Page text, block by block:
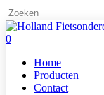
Skip
to
main
Close
Search
search
0
Home
Producten
Contact